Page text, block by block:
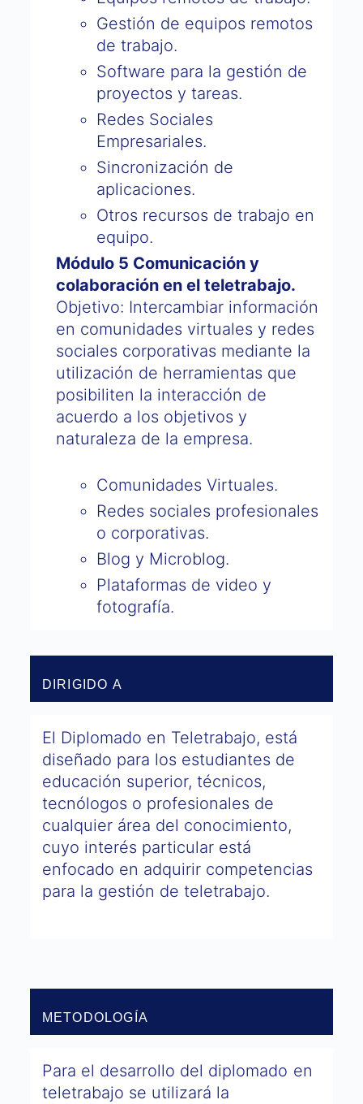
Gestión de equipos remotos
de trabajo.
Software para la gestión de
proyectos y tareas.
Redes Sociales
Empresariales.
Sincronización de
aplicaciones.
Otros recursos de trabajo en
equipo.
Módulo 5 Comunicación y
colaboración en el teletrabajo.
Objetivo: Intercambiar información
en comunidades virtuales y redes
sociales corporativas mediante la
utilización de herramientas que
posibiliten la interacción de
acuerdo a los objetivos y
naturaleza de la empresa.
Comunidades Virtuales.
Redes sociales profesionales
o corporativas.
Blog y Microblog.
Plataformas de video y
fotografía.
DIRIGIDO A
El Diplomado en Teletrabajo, está
diseñado para los estudiantes de
educación superior, técnicos,
tecnólogos o profesionales de
cualquier área del conocimiento,
cuyo interés particular está
enfocado en adquirir competencias
para la gestión de teletrabajo.
​METODOLOGÍA
Para el desarrollo del diplomado en
teletrabajo se utilizará la